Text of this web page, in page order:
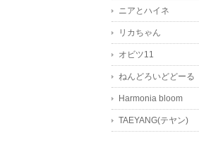
ニアとハイネ
リカちゃん
オビツ11
ねんどろいどどーる
Harmonia bloom
TAEYANG(テヤン)